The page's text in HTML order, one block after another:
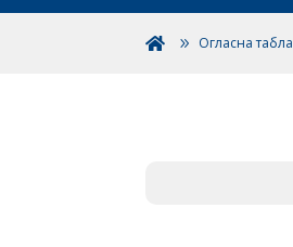
 Огласна табла